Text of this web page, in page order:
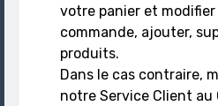
votre panier et
commande, ajouter,
produits.
Dans le cas contraire,
notre Service Client au